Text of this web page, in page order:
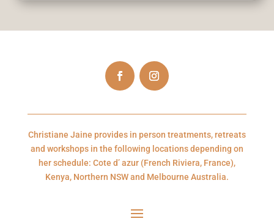
Christiane Jaine provides in person treatments, retreats
and workshops in the following locations depending on
her schedule: Cote d’ azur (French Riviera, France),
Kenya, Northern NSW and Melbourne Australia.